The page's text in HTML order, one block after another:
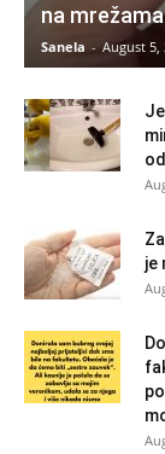
na mrežama
Sanela - August 5,
je